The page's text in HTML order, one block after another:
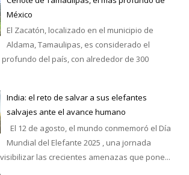
México
El Zacatón, localizado en el municipio de
Aldama, Tamaulipas, es considerado el
profundo del país, con alrededor de 300
India: el reto de salvar a sus elefantes
salvajes ante el avance humano
El 12 de agosto, el mundo conmemoró el Día
Mundial del Elefante 2025 , una jornada
las crecientes amenazas que pone...